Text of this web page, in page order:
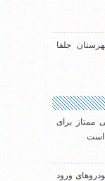
جلفا
ممتاز برای
است
ورود